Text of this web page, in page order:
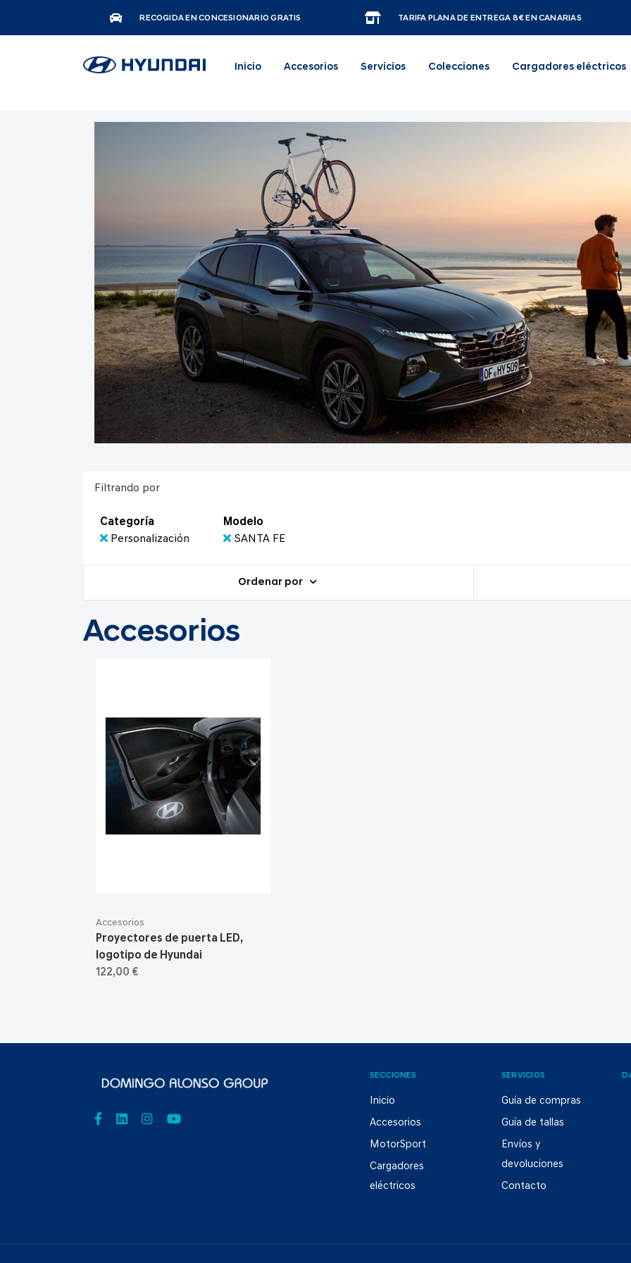
RECOGIDA EN CONCESIONARIO GRATIS TARIFA PLANA DE ENTREGA 8€ EN CANARIAS
Inicio Accesorios Servicios Colecciones Cargadores eléctricos
Filtrando por
Categoría
Personalización
Modelo
SANTA FE
Ordenar por
Accesorios
Accesorios
Proyectores de puerta LED,
logotipo de Hyundai
122,00 €
SECCIONES
Inicio
Accesorios
MotorSport
Cargadores
eléctricos
SERVICIOS
Guía de compras
Guía de tallas
Envíos y
devoluciones
Contacto